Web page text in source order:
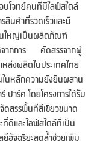
โจทย์คนที่มีไลฟ์สไตล์
สินค้าที่รวดเร็วและมี
นใหญ่เป็นผลิตภัณฑ์
จากการ คัดสรรจากผู้
ล่งผลิตในประเทศไทย
นหลักความยั่งยืนผสาน
ร์ค โดยโครงการได้รับ
ดสรรพื้นที่สีเขียวขนาด
ดีและไลฟ์สไตล์ที่เป็น
ยีอัจฉริยะสุดล้ำช่วยเพิ่ม